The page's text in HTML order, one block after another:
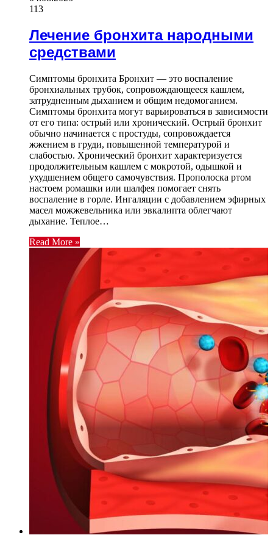
113
Лечение бронхита народными
средствами
Симптомы бронхита Бронхит — это воспаление
бронхиальных трубок, сопровождающееся кашлем,
затрудненным дыханием и общим недомоганием.
Симптомы бронхита могут варьироваться в зависимости
от его типа: острый или хронический. Острый бронхит
обычно начинается с простуды, сопровождается
жжением в груди, повышенной температурой и
слабостью. Хронический бронхит характеризуется
продолжительным кашлем с мокротой, одышкой и
ухудшением общего самочувствия. Прополоска ртом
настоем ромашки или шалфея помогает снять
воспаление в горле. Ингаляции с добавлением эфирных
масел можжевельника или эвкалипта облегчают
дыхание. Теплое…
Read More »